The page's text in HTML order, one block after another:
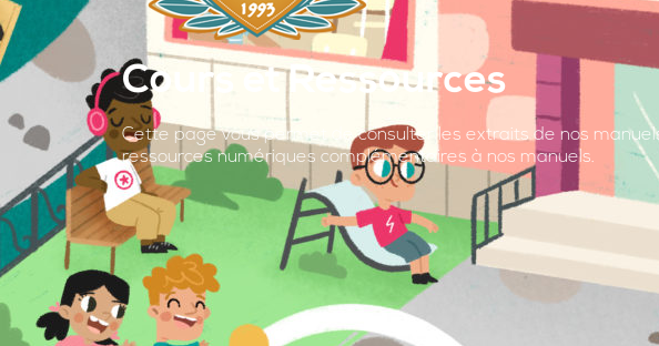
Cours et Ressources
Cette page vous permet de consulter les extraits de nos
ressources numériques complémentaires à nos manuels.